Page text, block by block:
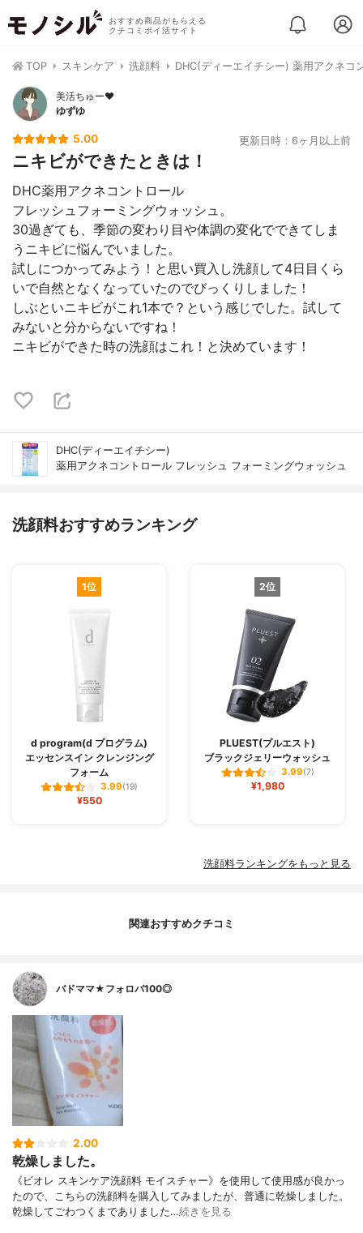
おすすめ商品がもらえる
クチコミポイ活サイト
TOP スキンケア 洗顔料 DHC(ディーエイチシー) 薬用アクネコ
美活ちゅー❤️
ゆずゆ
5.00 更新日時：6ヶ月以上前
ニキビができたときは！
DHC薬用アクネコントロール
フレッシュフォーミングウォッシュ。
30過ぎても、季節の変わり目や体調の変化でできてしま
うニキビに悩んでいました。
試しにつかってみよう！と思い買入し洗顔して4日目くら
いで自然となくなっていたのでびっくりしました！
しぶといニキビがこれ1本で？という感じでした。試して
みないと分からないですね！
ニキビができた時の洗顔はこれ！と決めています！
DHC(ディーエイチシー)
薬用アクネコントロール フレッシュ フォーミングウォッシュ
洗顔料おすすめランキング
1位
d program(d プログラム)
エッセンスイン クレンジング
フォーム
3.99(19)
¥550
2位
PLUEST(プルエスト)
ブラックジェリーウォッシュ
3.99(7)
¥1,980
洗顔料ランキングをもっと見る
関連おすすめクチコミ
バドママ★フォロバ100◎
2.00
乾燥しました。
《ビオレ スキンケア洗顔料 モイスチャー》を使用して使用感が良かっ
たので、こちらの洗顔料を購入してみましたが、普通に乾燥しました。
乾燥してごわつくまでありました…続きを見る